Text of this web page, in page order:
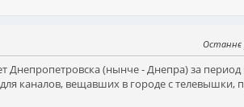
Останнє
Днепропетровска (нынче - Днепра) за
каналов, вещавших в городе с телевышки,